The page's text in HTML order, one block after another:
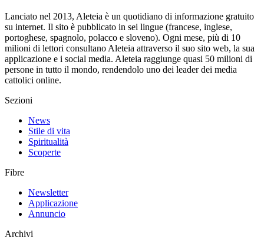
Lanciato nel 2013, Aleteia è un quotidiano di informazione gratuito
su internet. Il sito è pubblicato in sei lingue (francese, inglese,
portoghese, spagnolo, polacco e sloveno). Ogni mese, più di 10
milioni di lettori consultano Aleteia attraverso il suo sito web, la sua
applicazione e i social media. Aleteia raggiunge quasi 50 milioni di
persone in tutto il mondo, rendendolo uno dei leader dei media
cattolici online.
Sezioni
News
Stile di vita
Spiritualità
Scoperte
Fibre
Newsletter
Applicazione
Annuncio
Archivi